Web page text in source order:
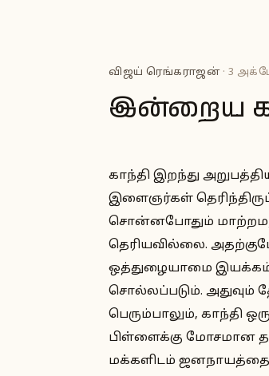
விஜய் ரெங்கராஜன்· 3
இன்றைய
காந்தி இறந்து
இளைஞர்கள்
சொன்னபோதும்
தெரியவில்லை.
ஒத்துழையாமை இயக்கம்,
சொல்லப்படும். அதுவும்
பெரும்பாலும், காந்தி
பிள்ளைக்கு மோசமான
மக்களிடம் ஜனநாயத்தை